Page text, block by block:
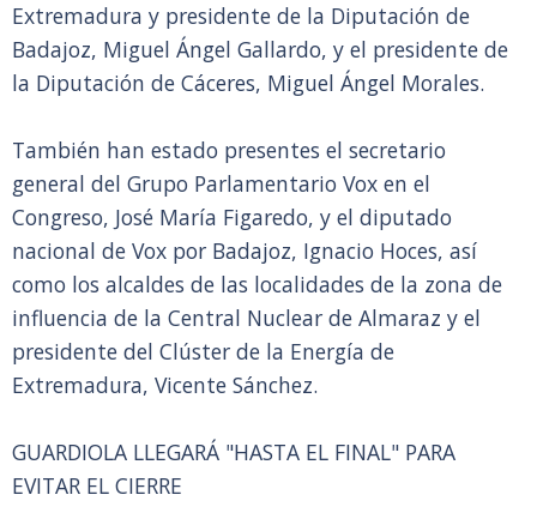
Extremadura y presidente de la Diputación de
Badajoz, Miguel Ángel Gallardo, y el presidente de
la Diputación de Cáceres, Miguel Ángel Morales.
También han estado presentes el secretario
general del Grupo Parlamentario Vox en el
Congreso, José María Figaredo, y el diputado
nacional de Vox por Badajoz, Ignacio Hoces, así
como los alcaldes de las localidades de la zona de
influencia de la Central Nuclear de Almaraz y el
presidente del Clúster de la Energía de
Extremadura, Vicente Sánchez.
GUARDIOLA LLEGARÁ "HASTA EL FINAL" PARA
EVITAR EL CIERRE